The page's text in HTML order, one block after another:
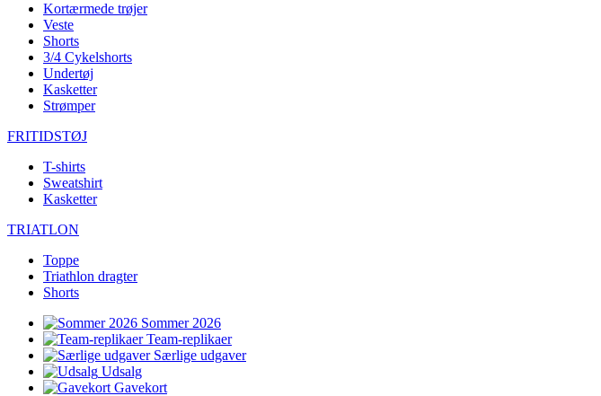
Kortærmede trøjer
Veste
Shorts
3/4 Cykelshorts
Undertøj
Kasketter
Strømper
FRITIDSTØJ
T-shirts
Sweatshirt
Kasketter
TRIATLON
Toppe
Triathlon dragter
Shorts
Sommer 2026
Team-replikaer
Særlige udgaver
Udsalg
Gavekort